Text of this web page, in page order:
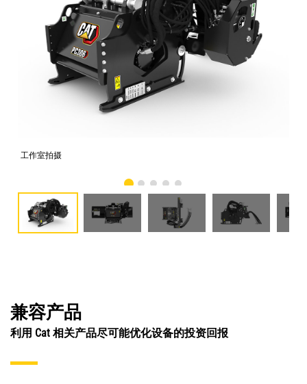
工作室拍摄
兼容产品
利用 Cat 相关产品尽可能优化设备的投资回报